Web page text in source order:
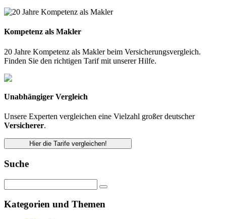
Kompetenz als Makler
20 Jahre Kompetenz als Makler beim Versicherungsvergleich.
Finden Sie den richtigen Tarif mit unserer Hilfe.
Unabhängiger Vergleich
Unsere Experten vergleichen eine Vielzahl großer deutscher
Versicherer.
Hier die Tarife vergleichen!
Suche
Kategorien und Themen